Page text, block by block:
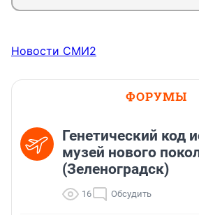
Новости СМИ2
ФОРУМЫ
Генетический код
музей нового
(Зеленоградск)
16 Обсудить